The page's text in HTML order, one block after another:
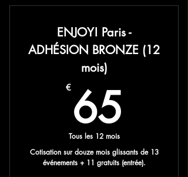
gratuites
-20% sur une seconde place achetée
lors de ces événements
-30% sur tous les autres événements
ENJOY! Paris
Cadeaux spéciaux inclus et pleins
d'autres surprises ENJOY!
ENJOY! Paris -
ADHÉSION BRONZE (12
mois)
€ 65
Tous les 12 mois
Cotisation sur douze mois glissants de 13
événements + 11 gratuits (entrée).